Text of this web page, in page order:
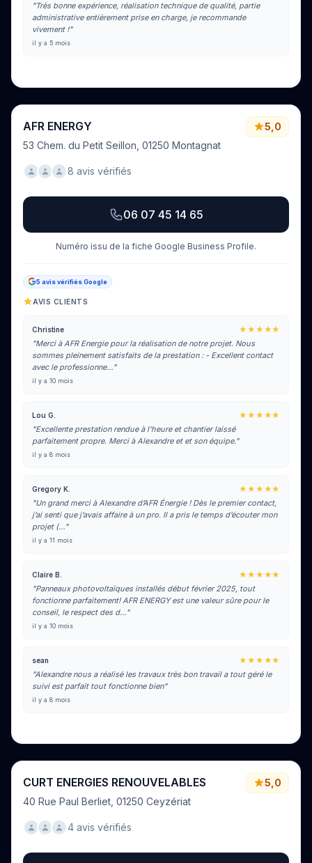
"Très bonne expérience, réalisation technique de qualité, partie
administrative entièrement prise en charge, je recommande
vivement !"
il y a 5 mois
AFR ENERGY
53 Chem. du Petit Seillon, 01250 Montagnat
5,0
8 avis vérifiés
06 07 45 14 65
Numéro issu de la fiche Google Business Profile.
5 avis vérifiés Google
AVIS CLIENTS
Christine
★★★★★
"Merci à AFR Energie pour la réalisation de notre projet. Nous
sommes pleinement satisfaits de la prestation : - Excellent contact
avec le professionne…"
il y a 10 mois
Lou G.
★★★★★
"Excellente prestation rendue à l’heure et chantier laissé
parfaitement propre. Merci à Alexandre et et son équipe."
il y a 8 mois
Gregory K.
★★★★★
"Un grand merci à Alexandre d’AFR Énergie ! Dès le premier contact,
j’ai senti que j’avais affaire à un pro. Il a pris le temps d’écouter mon
projet (…"
il y a 11 mois
Claire B.
★★★★★
"Panneaux photovoltaïques installés début février 2025, tout
fonctionne parfaitement! AFR ENERGY est une valeur sûre pour le
conseil, le respect des d…"
il y a 10 mois
sean
★★★★★
"Alexandre nous a réalisé les travaux très bon travail a tout géré le
suivi est parfait tout fonctionne bien"
il y a 8 mois
CURT ENERGIES RENOUVELABLES
40 Rue Paul Berliet, 01250 Ceyzériat
5,0
4 avis vérifiés